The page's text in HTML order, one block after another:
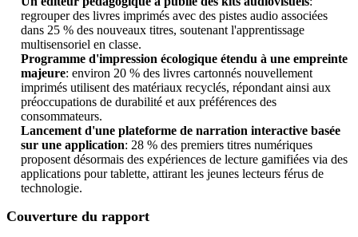
regrouper des livres imprimés avec des pistes audio associées
dans 25 % des nouveaux titres, soutenant l'apprentissage
multisensoriel en classe.
Programme d'impression écologique étendu à une empreinte
majeure: environ 20 % des livres cartonnés nouvellement
imprimés utilisent des matériaux recyclés, répondant ainsi aux
préoccupations de durabilité et aux préférences des
consommateurs.
Lancement d'une plateforme de narration interactive basée
sur une application: 28 % des premiers titres numériques
proposent désormais des expériences de lecture gamifiées via des
applications pour tablette, attirant les jeunes lecteurs férus de
technologie.
Couverture du rapport